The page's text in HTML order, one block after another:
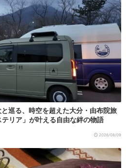
巡る、時空を超えた大分・由布院旅
リア」が叶える自由な絆の物語
2026/08/09